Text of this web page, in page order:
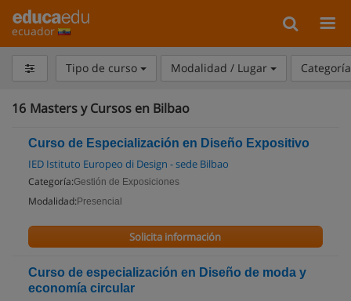
ecuador
Tipo de curso Modalidad / Lugar
16 Masters y Cursos en Bilbao
Curso de Especialización en Diseño Expositivo
IED Istituto Europeo di Design - sede Bilbao
Categoría:Gestión de Exposiciones
Modalidad: Presencial
Solicita información
Curso de especialización en Diseño de moda y
economía circular